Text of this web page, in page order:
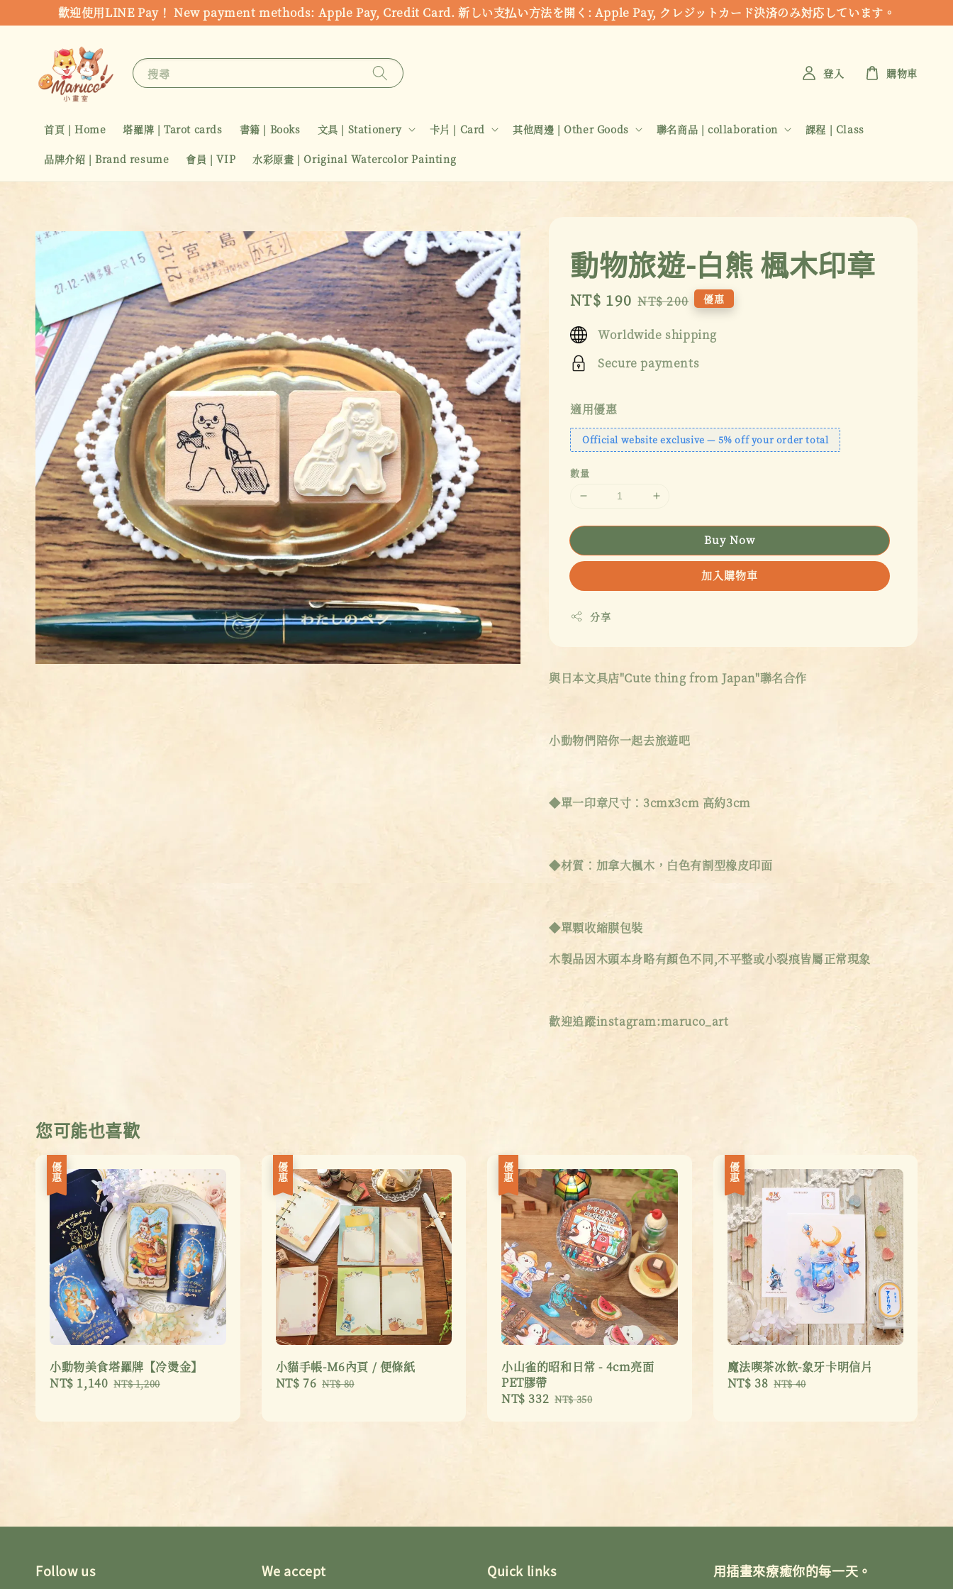
歡迎使用LINE Pay！ New payment methods: Apple Pay, Credit Card. 新しい支払い方法を開く: Apple Pay, クレジットカード決済のみ対応しています。
搜尋
首頁 | Home 塔羅牌 | Tarot cards 書籍 | Books 文具 | Stationery 卡片 | Card 其他周邊 | Other Goods 聯名商品 | collaboration 課程 | Class
品牌介紹 | Brand resume 會員 | VIP 水彩原畫 | Original Watercolor Painting
登入 購物車
動物旅遊-白熊 楓木印章
Sale
price
NT$ 190 Regular
NT$ 200 優惠
Worldwide shipping
Secure payments
適用優惠
Official website exclusive — 5% off your order total
數量
Buy Now
加入購物車
分享
與日本文具店"Cute thing from Japan"聯名合作
小動物們陪你一起去旅遊吧
◆單一印章尺寸：3cmx3cm 高約3cm
◆材質：加拿大楓木，白色有割型橡皮印面
◆單顆收縮膜包裝
木製品因木頭本身略有顏色不同,不平整或小裂痕皆屬正常現象
歡迎追蹤instagram:maruco_art
您可能也喜歡
優惠
小動物美食塔羅牌【冷燙金】
Sale
NT$ 1,140 Regular
NT$ 1,200
優惠
小貓手帳-M6內頁 / 便條紙
Sale
NT$ 76 Regular
NT$ 80
優惠
小山雀的昭和日常 - 4cm亮面
PET膠帶
Sale
NT$ 332 Regular
NT$ 350
優惠
魔法喫茶冰飲-象牙卡明信片
Sale
NT$ 38 Regular
NT$ 40
Follow us We accept Quick links 用插畫來療癒你的每一天。